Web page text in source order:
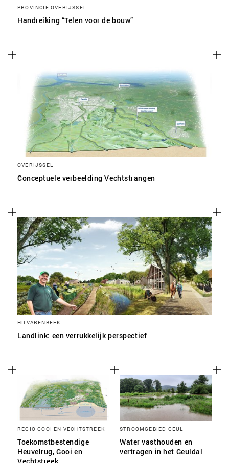
PROVINCIE OVERIJSSEL
Handreiking “Telen voor de bouw”
OVERIJSSEL
Conceptuele verbeelding Vechtstrangen
HILVARENBEEK
Landlink: een verrukkelijk perspectief
REGIO GOOI EN VECHTSTREEK
Toekomstbestendige
Heuvelrug, Gooi en
STROOMGEBIED GEUL
Water vasthouden en
vertragen in het Geuldal